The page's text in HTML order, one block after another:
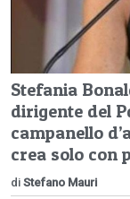
Stefania
dirigente del
campanello
crea solo con
di Stefano Mauri